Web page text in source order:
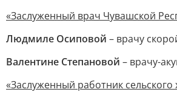
«Заслуженный врач Чувашской
Людмиле Осиповой – врачу
Валентине Степановой – врачу-
«Заслуженный работник